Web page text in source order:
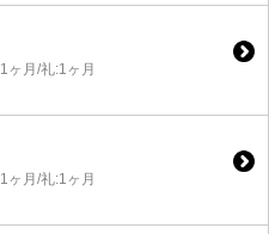
ヶ月/礼:1ヶ月
ヶ月/礼:1ヶ月